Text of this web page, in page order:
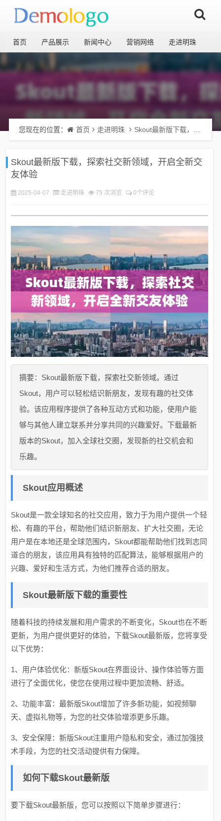
首页 产品展示 新闻中心 营销网络 走进明珠
您现在的位置： 首页 走进明珠 Skout最新版下载，探索社交新领域，开启全新交友体验
Skout最新版下载，探索社交新领域，开启全新交
友体验
2025-04-07 走进明珠 75 次浏览 0个评论
摘要：Skout最新版下载，探索社交新领域。通过
Skout，用户可以轻松结识新朋友，发现有趣的社交体
验。该应用程序提供了各种互动方式和功能，使用户能
够与其他人建立联系并分享共同的兴趣爱好。下载最新
版本的Skout，加入全球社交圈，发现新的社交机会和
乐趣。
Skout应用概述
Skout是一款全球知名的社交应用，致力于为用户提供一个轻
松、有趣的平台，帮助他们结识新朋友、扩大社交圈，无论
用户是在本地还是全球范围内，Skout都能帮助他们找到志同
道合的朋友，该应用具有独特的匹配算法，能够根据用户的
兴趣、爱好和生活方式，为他们推荐合适的朋友。
Skout最新版下载的重要性
随着科技的持续发展和用户需求的不断变化，Skout也在不断
更新，为用户提供更好的体验，下载Skout最新版，您将享受
以下优势：
1、用户体验优化：新版Skout在界面设计、操作体验等方面
进行了全面优化，使您在使用过程中更加流畅、舒适。
2、功能丰富：最新版Skout增加了许多新功能，如视频聊
天、虚拟礼物等，为您的社交体验增添更多乐趣。
3、安全保障：新版Skout注重用户隐私和安全，通过加强技
术手段，为您的社交活动提供有力保障。
如何下载Skout最新版
要下载Skout最新版，您可以按照以下简单步骤进行：